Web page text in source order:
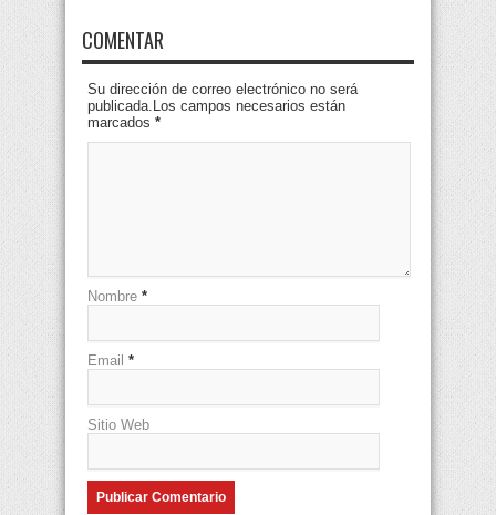
COMENTAR
Su dirección de correo electrónico no será
publicada.Los campos necesarios están
marcados *
Nombre *
Email *
Sitio Web